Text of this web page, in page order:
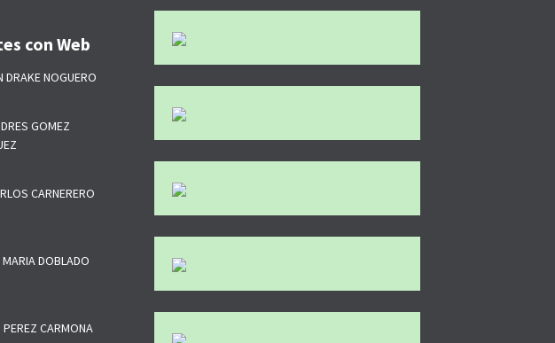
con Web
DRAKE NOGUERO
GOMEZ
CARNERERO
DOBLADO
PEREZ CARMONA